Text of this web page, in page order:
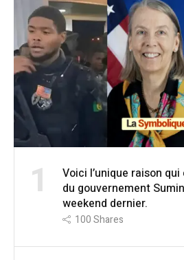
1
Voici l’unique raison
du gouvernement
weekend dernier.
100Shares